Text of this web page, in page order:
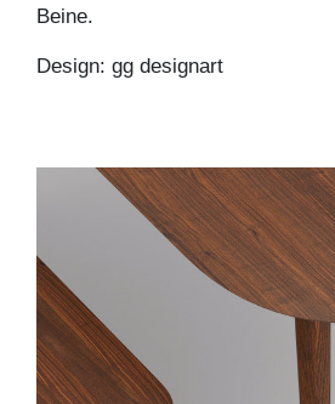
Beine.
Design: gg designart